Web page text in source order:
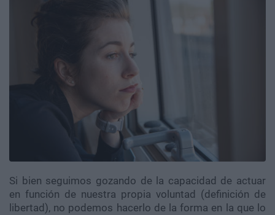
Si bien seguimos gozando de la capacidad de actuar
en función de nuestra propia voluntad (definición de
libertad), no podemos hacerlo de la forma en la que lo